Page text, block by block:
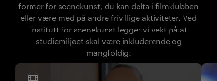
former for scenekunst, du kan delta i filmklubben
eller være med på andre frivillige aktiviteter. Ved
institutt for scenekunst legger vi vekt på at
studiemiljøet skal være inkluderende og
mangfoldig.